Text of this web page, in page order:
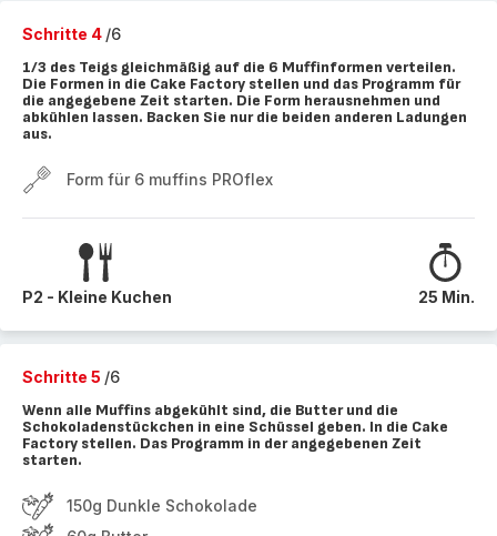
Schritte 4 /6
1/3 des Teigs gleichmäßig auf die 6 Muffinformen verteilen.
Die Formen in die Cake Factory stellen und das Programm für
die angegebene Zeit starten. Die Form herausnehmen und
abkühlen lassen. Backen Sie nur die beiden anderen Ladungen
aus.
Form für 6 muffins PROflex
P2 - Kleine Kuchen 25 Min.
Schritte 5 /6
Wenn alle Muffins abgekühlt sind, die Butter und die
Schokoladenstückchen in eine Schüssel geben. In die Cake
Factory stellen. Das Programm in der angegebenen Zeit
starten.
150g Dunkle Schokolade